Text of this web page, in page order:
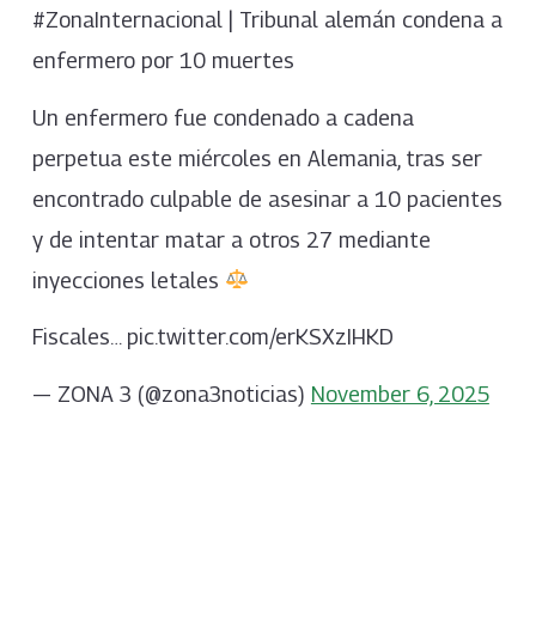
#ZonaInternacional | Tribunal alemán condena a
enfermero por 10 muertes
Un enfermero fue condenado a cadena
perpetua este miércoles en Alemania, tras ser
encontrado culpable de asesinar a 10 pacientes
y de intentar matar a otros 27 mediante
inyecciones letales
Fiscales… pic.twitter.com/erKSXzIHKD
— ZONA 3 (@zona3noticias) November 6, 2025